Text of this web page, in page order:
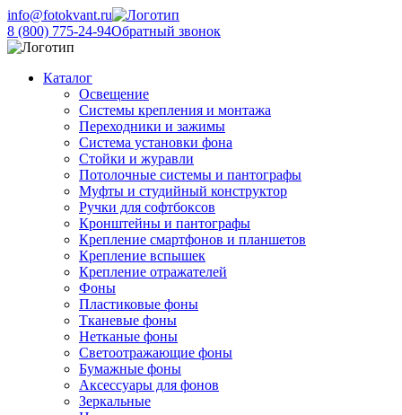
info@fotokvant.ru
8 (800) 775-24-94Обратный звонок
Каталог
Освещение
Системы крепления и монтажа
Переходники и зажимы
Система установки фона
Стойки и журавли
Потолочные системы и пантографы
Муфты и студийный конструктор
Ручки для софтбоксов
Кронштейны и пантографы
Крепление смартфонов и планшетов
Крепление вспышек
Крепление отражателей
Фоны
Пластиковые фоны
Тканевые фоны
Нетканые фоны
Светоотражающие фоны
Бумажные фоны
Аксессуары для фонов
Зеркальные